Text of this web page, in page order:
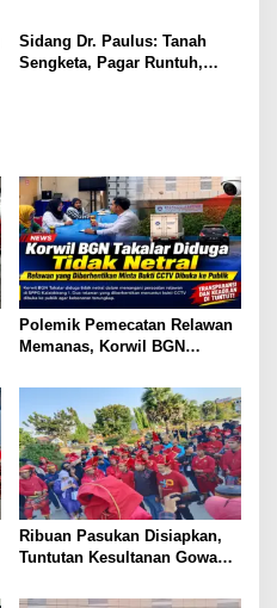
Mata?
Sidang Dr. Paulus: Tanah
Sengketa, Pagar Runtuh,
Polemik Pemecatan Relawan
Memanas, Korwil BGN
Rekaman CCTV
Ribuan Pasukan Disiapkan,
Tuntutan Kesultanan Gowa